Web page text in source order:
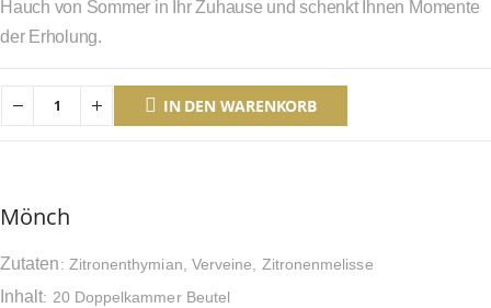
Hauch von Sommer in Ihr Zuhause und schenkt Ihnen Momente
der Erholung.
IN DEN WARENKORB
Mönch
Zutaten: Zitronenthymian, Verveine, Zitronenmelisse
Inhalt: 20 Doppelkammer Beutel